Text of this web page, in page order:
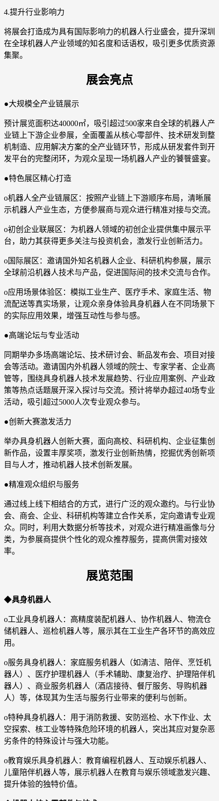
4.提升行业影响力
将展会打造成为具有国际影响力的机器人行业盛会，提升深圳
在全球机器人产业领域的知名度和话语权，吸引更多优质资源
集聚。
展会亮点
●大规模全产业链展示
预计展览面积达40000㎡，吸引超过500家来自全球的机器人产
业链上下游企业参展，全面覆盖从核心零部件、技术研发到整
机制造、应用解决方案的全产业链环节，形成从研发套件到开
发平台的完整闭环，为观众呈现一场机器人产业的饕餮盛宴。
●特色展区精心打造
o机器人全产业链展区：按照产业链上下游顺序布局，清晰展
示机器人产业生态，方便参展商与观众进行精准对接与交流。
o初创企业联展区：为机器人领域的初创企业提供集中展示平
台，助力其获得更多关注与投资机会，激发行业创新活力。
o国际展区：邀请国外知名机器人企业、科研机构参展，展示
全球前沿机器人技术与产品，促进国际间的技术交流与合作。
o应用场景体验区：模拟工业生产、医疗手术、家庭生活、物
流配送等真实场景，让观众亲身体验具身机器人在不同场景下
的实际应用效果，增强互动性与参与感。
●高端论坛与专业活动
同期举办多场高端论坛、技术研讨会、新品发布会、项目对接
会等活动。邀请国内外机器人领域的院士、专家学者、企业高
管等，围绕具身机器人技术发展趋势、行业应用案例、产业政
策等热点话题展开深入探讨与交流。预计将举办超过40场专业
活动，吸引超过5000人次专业观众参与。
●创新大赛激发活力
举办具身机器人创新大赛，面向高校、科研机构、企业征集创
新作品，设置丰厚奖项，激发行业创新热情，挖掘优秀创新项
目与人才，推动机器人技术创新发展。
●精准观众组织与服务
通过线上线下相结合的方式，进行广泛的观众邀约。与行业协
会、商会、企业、科研机构等建立合作关系，定向邀请专业观
众。同时，利用大数据分析等技术，对观众进行精准画像与分
类，为参展商提供个性化的观众推荐服务，提高供需对接效
率。
展览范围
◆具身机器人
o工业具身机器人：高精度装配机器人、协作机器人、物流仓
储机器人、巡检机器人等，展示其在工业生产各环节的高效应
用。
o服务具身机器人：家庭服务机器人（如清洁、陪伴、烹饪机
器人）、医疗护理机器人（手术辅助、康复治疗、护理陪伴机
器人）、商业服务机器人（酒店接待、餐厅服务、导购机器
人）等，体现其为生活与服务行业带来的便利与创新。
o特种具身机器人：用于消防救援、安防巡检、水下作业、太
空探索、核工业等特殊危险环境的机器人，突出其应对复杂恶
劣条件的特殊设计与强大功能。
o教育娱乐具身机器人：教育编程机器人、互动娱乐机器人、
儿童陪伴机器人等，展示机器人在教育与娱乐领域激发兴趣、
提升体验的独特价值。